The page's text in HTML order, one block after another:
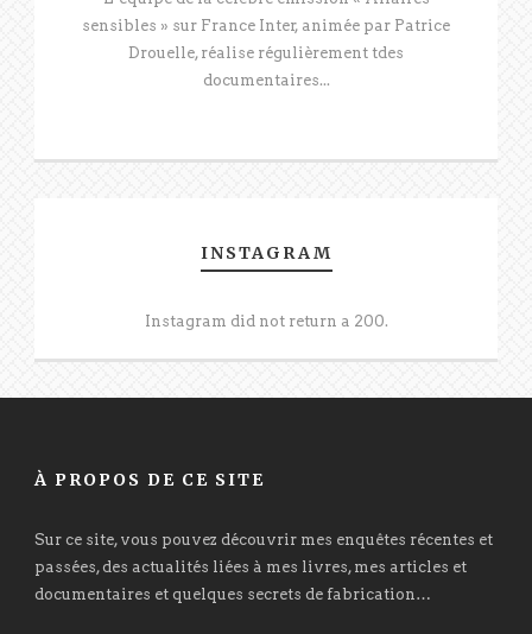
sensibles » sur France Inter, animée par Patrice
Drouelle, réalise régulièrement tdes
documentaires...
INSTAGRAM
Instagram did not return a 200.
À PROPOS DE CE SITE
Sur ce site, vous pouvez découvrir mes enquêtes récentes et
passées, des actualités liées à mes livres, mes articles et
documentaires et quelques secrets de fabrication…